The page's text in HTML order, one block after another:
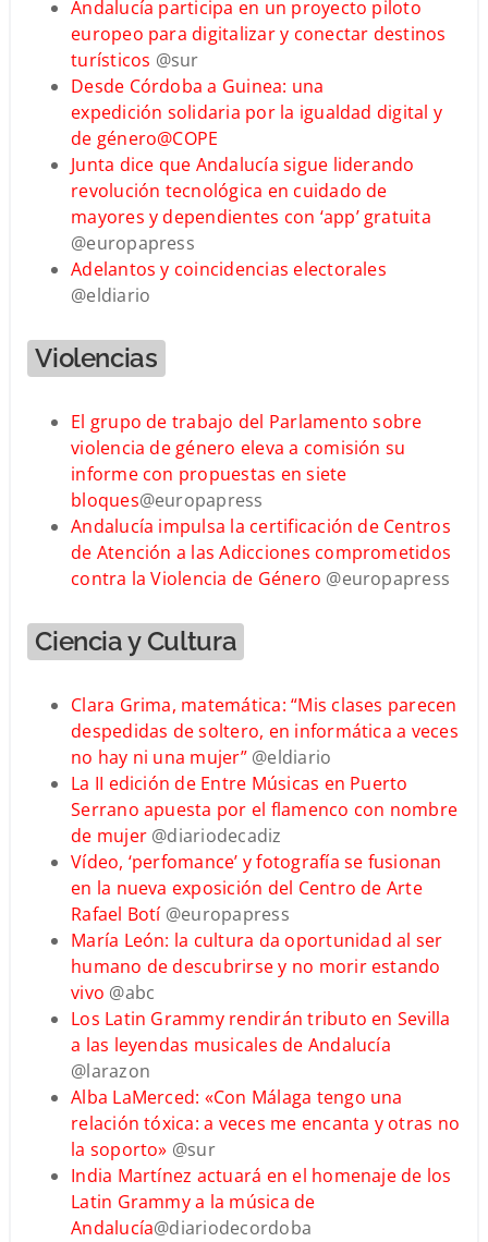
Andalucía participa en un proyecto piloto
europeo para digitalizar y conectar destinos
turísticos @sur
Desde Córdoba a Guinea: una
expedición solidaria por la igualdad digital y
de género@COPE
Junta dice que Andalucía sigue liderando
revolución tecnológica en cuidado de
mayores y dependientes con ‘app’ gratuita
@europapress
Adelantos y coincidencias electorales
@eldiario
Violencias
El grupo de trabajo del Parlamento sobre
violencia de género eleva a comisión su
informe con propuestas en siete
bloques@europapress
Andalucía impulsa la certificación de Centros
de Atención a las Adicciones comprometidos
contra la Violencia de Género @europapress
Ciencia y Cultura
Clara Grima, matemática: “Mis clases parecen
despedidas de soltero, en informática a veces
no hay ni una mujer”@eldiario
La II edición de Entre Músicas en Puerto
Serrano apuesta por el flamenco con nombre
de mujer @diariodecadiz
Vídeo, ‘perfomance’ y fotografía se fusionan
en la nueva exposición del Centro de Arte
Rafael Botí@europapress
María León: la cultura da oportunidad al ser
humano de descubrirse y no morir estando
vivo @abc
Los Latin Grammy rendirán tributo en Sevilla
a las leyendas musicales de Andalucía
@larazon
Alba LaMerced: «Con Málaga tengo una
relación tóxica: a veces me encanta y otras no
la soporto» @sur
India Martínez actuará en el homenaje de los
Latin Grammy a la música de
Andalucía@diariodecordoba